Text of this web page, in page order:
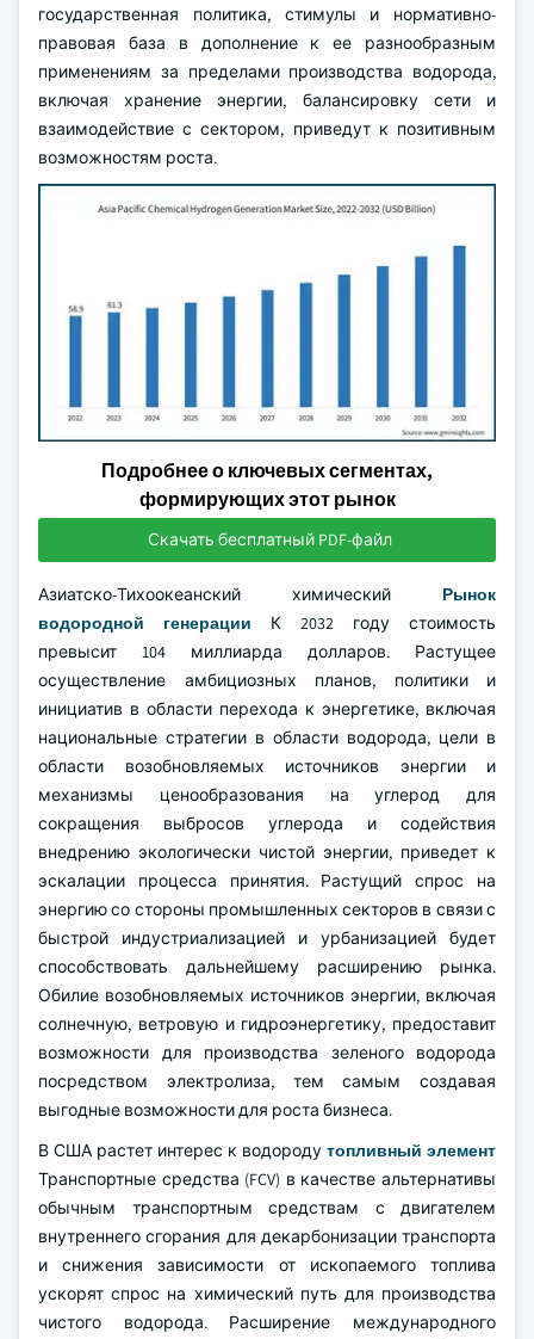
государственная политика, стимулы и нормативно-
правовая база в дополнение к ее разнообразным
применениям за пределами производства водорода,
включая хранение энергии, балансировку сети и
взаимодействие с сектором, приведут к позитивным
возможностям роста.
Подробнее о ключевых сегментах,
формирующих этот рынок
Скачать бесплатный PDF-файл
Азиатско-Тихоокеанский химический Рынок
водородной генерации К 2032 году стоимость
превысит 104 миллиарда долларов. Растущее
осуществление амбициозных планов, политики и
инициатив в области перехода к энергетике, включая
национальные стратегии в области водорода, цели в
области возобновляемых источников энергии и
механизмы ценообразования на углерод для
сокращения выбросов углерода и содействия
внедрению экологически чистой энергии, приведет к
эскалации процесса принятия. Растущий спрос на
энергию со стороны промышленных секторов в связи с
быстрой индустриализацией и урбанизацией будет
способствовать дальнейшему расширению рынка.
Обилие возобновляемых источников энергии, включая
солнечную, ветровую и гидроэнергетику, предоставит
возможности для производства зеленого водорода
посредством электролиза, тем самым создавая
выгодные возможности для роста бизнеса.
В США растет интерес к водороду топливный элемент
Транспортные средства (FCV) в качестве альтернативы
обычным транспортным средствам с двигателем
внутреннего сгорания для декарбонизации транспорта
и снижения зависимости от ископаемого топлива
ускорят спрос на химический путь для производства
чистого водорода. Расширение международного